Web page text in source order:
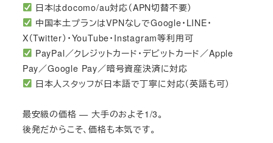
日本はdocomo/au対応（APN切替不要）
中国本土プランはVPNなしでGoogle・LINE・
X（Twitter）・YouTube・Instagram等利用可
PayPal／クレジットカード・デビットカード／Apple
Pay／Google Pay／暗号資産決済に対応
日本人スタッフが日本語で丁寧に対応（英語も可）
最安級の価格 — 大手のおよそ1/3。
後発だからこそ、価格も本気です。